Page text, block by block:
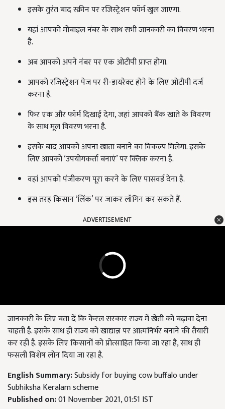
इसके तुरंत बाद स्क्रीन पर रजिस्ट्रेशन फॉर्म खुल जाएगा.
यहां आपको मोबाइल नंबर के साथ सभी जानकारी का विवरण भरना
है.
अब आपको अपने नंबर पर एक ओटीपी प्राप्त होगा.
आपको रजिस्ट्रेशन पेज पर री-डायरेक्ट होने के लिए ओटीपी दर्ज
करना है.
फिर एक और फॉर्म दिखाई देगा, जहां आपको बैंक खाते के विवरण
के साथ मूल विवरण भरना है.
इसके बाद आपको अपना खाता बनाने का विकल्प मिलेगा. इसके
लिए आपको ‘उपयोगकर्ता बनाएं’ पर क्लिक करना है.
वहां आपको पंजीकरण पूरा करने के लिए पासवर्ड देना है.
इस तरह किसान ‘लिंक’ पर जाकर लॉगिन कर सकते हैं.
ADVERTISEMENT
जानकारी के लिए बता दें कि केरल सरकार राज्य में खेती को बढ़ावा देना
चाहती है. इसके साथ ही राज्य को खाद्यान्न पर आत्मनिर्भर बनाने की तैयारी
कर रही है. इसके लिए किसानों को प्रोत्साहित किया जा रहा है, साथ ही
फसली विशेष लोन दिया जा रहा है.
English Summary:Subsidy for buying cow buffalo under
Subhiksha Keralam scheme
Published on:01 November 2021, 01:51 IST